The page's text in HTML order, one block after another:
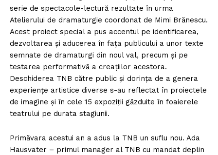
serie de spectacole-lectură rezultate în urma
Atelierului de dramaturgie coordonat de Mimi Brănescu.
Acest proiect special a pus accentul pe identificarea,
dezvoltarea și aducerea în fața publicului a unor texte
semnate de dramaturgi din noul val, precum și pe
testarea performativă a creațiilor acestora.
Deschiderea TNB către public și dorința de a genera
experiențe artistice diverse s-au reflectat în proiectele
de imagine și în cele 15 expoziții găzduite în foaierele
teatrului pe durata stagiunii.
Primăvara acestui an a adus la TNB un suflu nou. Ada
Hausvater – primul manager al TNB cu mandat deplin